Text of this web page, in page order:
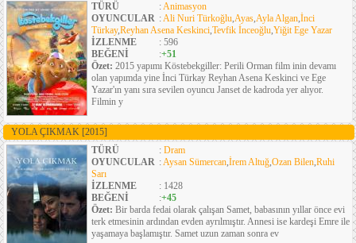
TÜRÜ
:Animasyon
OYUNCULAR :Ali Nuri Türkoğlu,Ayas,Ayla Algan,İnci
Türkay,Reyhan Asena Keskinci,Tevfik İnceoğlu,Yiğit Ege Yazar
İZLENME
: 596
BEĞENİ
:+51
Özet: 2015 yapımı Köstebekgiller: Perili Orman film inin devamı
olan yapımda yine İnci Türkay Reyhan Asena Keskinci ve Ege
Yazar'ın yanı sıra sevilen oyuncu Janset de kadroda yer alıyor.
Filmin y
YOLA ÇIKMAK [2015]
TÜRÜ
: Dram
OYUNCULAR :Aysan Sümercan,İrem Altuğ,Ozan Bilen,Ruhi
Sarı
İZLENME
: 1428
BEĞENİ
:+45
Özet: Bir barda fedai olarak çalışan Samet, babasının yıllar önce evi
terk etmesinin ardından evden ayrılmıştır. Annesi ise kardeşi Emre ile
yaşamaya başlamıştır. Samet uzun zaman sonra ev